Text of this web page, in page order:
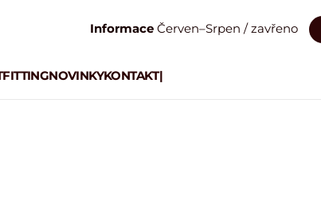
Informace Červen–Srpen / zavřeno
NOVINKYKONTAKT|